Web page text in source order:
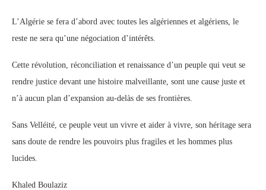
L’Algérie se fera d’abord avec toutes les algériennes et algériens, le
reste ne sera qu’une négociation d’intérêts.
Cette révolution, réconciliation et renaissance d’un peuple qui veut se
rendre justice devant une histoire malveillante, sont une cause juste et
n’à aucun plan d’expansion au-delàs de ses frontières.
Sans Velléité, ce peuple veut un vivre et aider à vivre, son héritage sera
sans doute de rendre les pouvoirs plus fragiles et les hommes plus
lucides.
Khaled Boulaziz